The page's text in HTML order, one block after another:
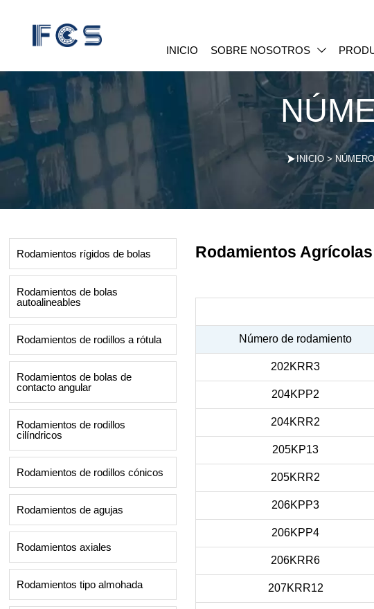
INICIO>
Rodamientos rígidos de bolas
Rodamientos de bolas
autoalineables
Rodamientos de rodillos a rótula
Rodamientos de bolas de
contacto angular
Rodamientos de rodillos
cilíndricos
Rodamientos de rodillos cónicos
Rodamientos de agujas
Rodamientos axiales
Rodamientos tipo almohada
Rodamientos Agrícolas
Número de rodamiento
202KRR3
204KPP2
204KRR2
205KP13
205KRR2
206KPP3
206KPP4
206KRR6
207KRR12
INICIO SOBRE NOSOTROS 